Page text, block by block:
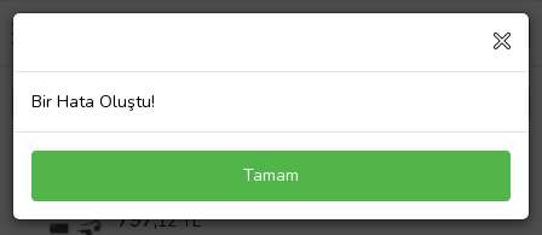
Hp G72-a30EM Notebook Adaptör Laptop Şarj
Sepet Fiyatı
797,12 TL
Bir Hata Oluştu!
Tamam